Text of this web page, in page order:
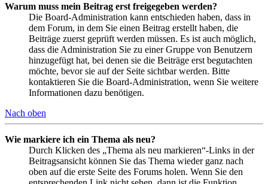
Warum muss mein Beitrag erst freigegeben werden?
Die Board-Administration kann entschieden haben, dass in
dem Forum, in dem Sie einen Beitrag erstellt haben, die
Beiträge zuerst geprüft werden müssen. Es ist auch möglich,
dass die Administration Sie zu einer Gruppe von Benutzern
hinzugefügt hat, bei denen sie die Beiträge erst begutachten
möchte, bevor sie auf der Seite sichtbar werden. Bitte
kontaktieren Sie die Board-Administration, wenn Sie weitere
Informationen dazu benötigen.
Nach oben
Wie markiere ich ein Thema als neu?
Durch Klicken des „Thema als neu markieren“-Links in der
Beitragsansicht können Sie das Thema wieder ganz nach
oben auf die erste Seite des Forums holen. Wenn Sie den